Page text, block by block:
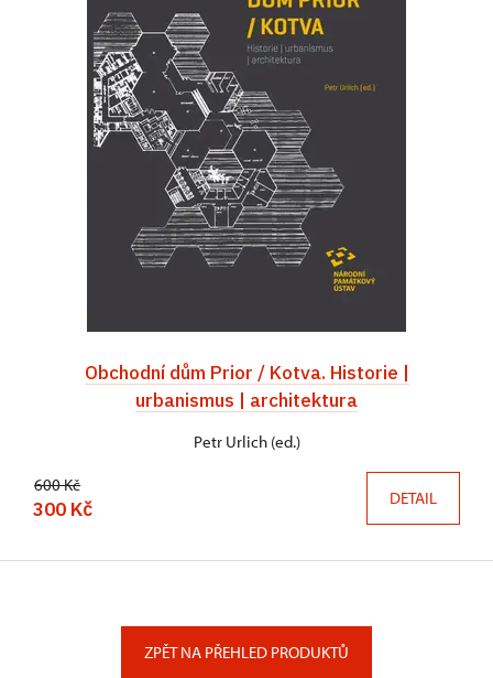
Obchodní dům Prior / Kotva. Historie |
urbanismus | architektura
Petr Urlich (ed.)
600 Kč
300 Kč DETAIL
ZPĚT NA PŘEHLED PRODUKTŮ